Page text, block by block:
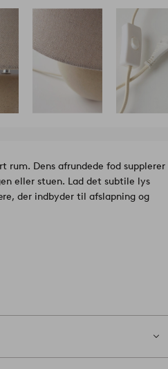
rum. Dens afrundede fod supplerer
eller stuen. Lad det subtile lys
der indbyder til afslapning og